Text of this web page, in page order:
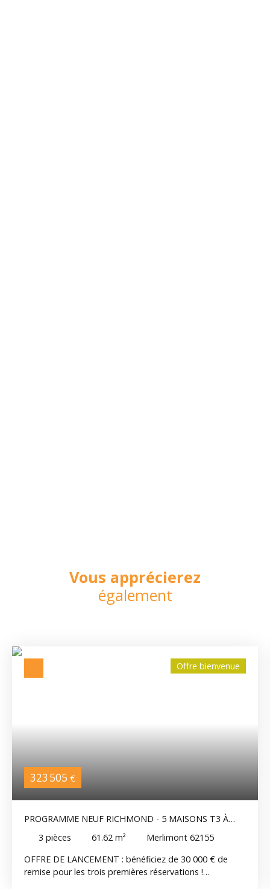
Vous apprécierez
également
323 505 €
Offre bienvenue
PROGRAMME NEUF RICHMOND - 5 MAISONS T3 À
MERLIMONT VILLAGE
3 pièces 61.62 m²
Merlimont 62155
​​​​OFFRE DE LANCEMENT : bénéficiez de 30 000 € de
remise pour les trois premières réservations !